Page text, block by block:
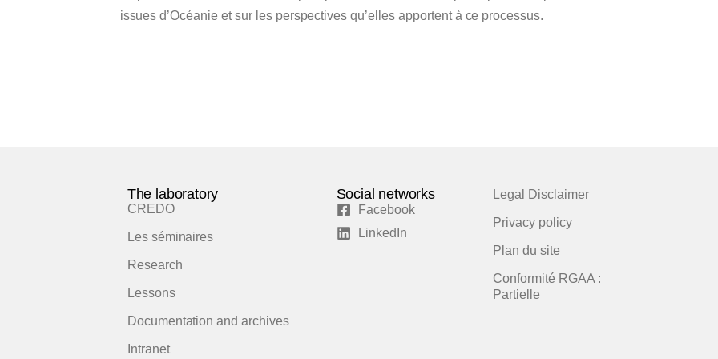
issues d’Océanie et sur les perspectives qu’elles apportent à ce processus.
The laboratory
CREDO
Les séminaires
Research
Lessons
Documentation and archives
Intranet
Social networks
Facebook
LinkedIn
Legal Disclaimer
Privacy policy
Plan du site
Conformité RGAA :
Partielle